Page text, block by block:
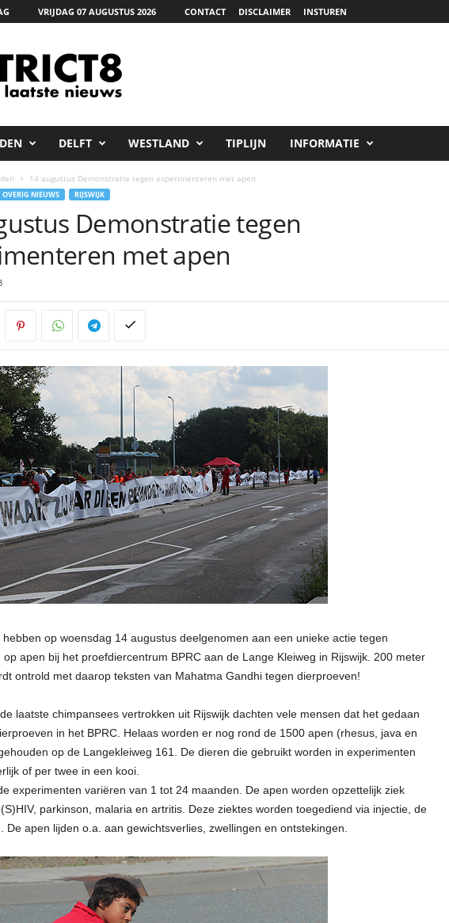
VRIJDAG 07 AUGUSTUS 2026 CONTACT DISCLAIMER INSTUREN
DELFT WESTLAND TIPLIJN INFORMATIE
14 augustus Demonstratie tegen experimenteren met apen
OVERIG NIEUWS RIJSWIJK
Demonstratie tegen
met apen
hebben op woensdag 14 augustus deelgenomen aan een unieke actie tegen
apen bij het proefdiercentrum BPRC aan de Lange Kleiweg in Rijswijk. 200 meter
ontrold met daarop teksten van Mahatma Gandhi tegen dierproeven!
laatste chimpansees vertrokken uit Rijswijk dachten vele mensen dat het gedaan
in het BPRC. Helaas worden er nog rond de 1500 apen (rhesus, java en
op de Langekleiweg 161. De dieren die gebruikt worden in experimenten
of per twee in een kooi.
experimenten variëren van 1 tot 24 maanden. De apen worden opzettelijk ziek
parkinson, malaria en artritis. Deze ziektes worden toegediend via injectie, de
De apen lijden o.a. aan gewichtsverlies, zwellingen en ontstekingen.